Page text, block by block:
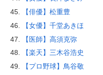
【俳優】松重豊
【女優】千堂あきほ
【医師】高須克弥
【楽天】三木谷浩史
【プロ野球】鳥谷敬